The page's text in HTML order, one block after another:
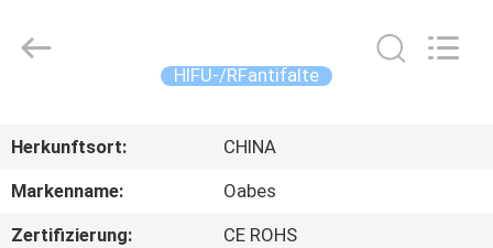
PRODUKTE
Ltd..
HIFU-/RFantifalte
Herkunftsort:
CHINA
Markenname:
Oabes
Zertifizierung:
CE ROHS